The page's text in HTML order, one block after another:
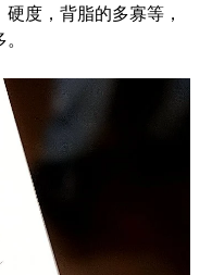
度，背脂的多寡等，